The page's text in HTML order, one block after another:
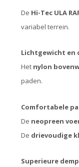
De Hi-Tec ULA
variabel terrein.
Lichtgewicht en
Het nylon
paden.
Comfortabele
De neopreen
De drievoudige
Superieure